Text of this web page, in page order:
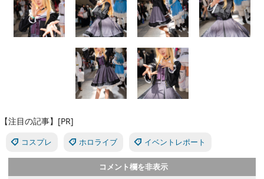
【注目の記事】[PR]
コスプレ ホロライブ イベントレポート
コメント欄を非表示